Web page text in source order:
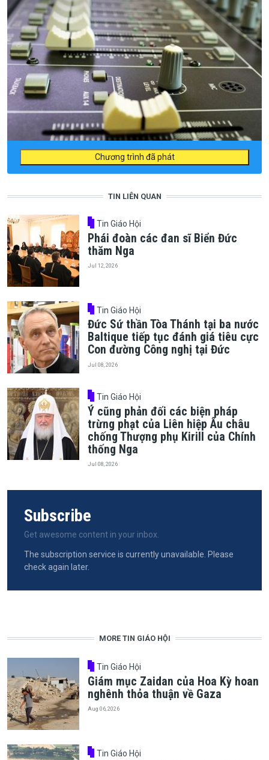
Chương trình đã phát
TIN LIÊN QUAN
Tin Giáo Hội
Phái đoàn các đan sĩ Biển Đức
thăm Nga
Jul 12, 2026
Tin Giáo Hội
Đức Sứ thần Tòa Thánh tại ba nước
Baltique tiếp tục đánh giá tiêu cực
Con đường Công nghị tại Đức
Jul 08, 2026
Tin Giáo Hội
Ý cũng phản đối các biện pháp
trừng phạt của Liên hiệp Âu châu
chống Thượng phụ Kirill của Chính
thống Nga
Jul 08, 2026
Subscribe
Get awesome content in your inbox.
The subscription service is currently unavailable. Please
check again later.
MORE TIN GIÁO HỘI
Tin Giáo Hội
Giám mục Zaidan của Hoa Kỳ hoan
nghênh thỏa thuận về Gaza
Aug 06, 2026
Tin Giáo Hội